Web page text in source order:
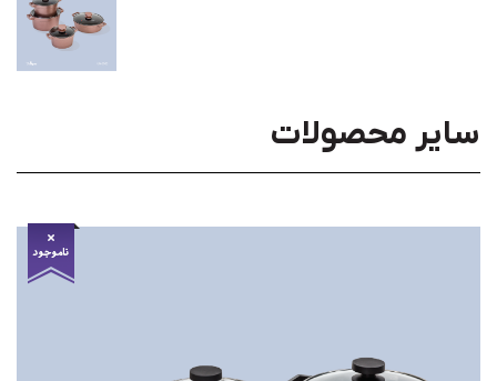
سایر محصولات